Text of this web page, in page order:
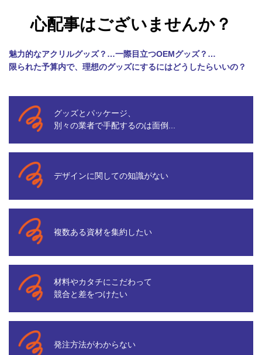
心配事はございませんか？
魅力的なアクリルグッズ？…一際目立つOEMグッズ？…
限られた予算内で、理想のグッズにするにはどうしたらいいの？
グッズとパッケージ、
別々の業者で手配するのは面倒...
デザインに関しての知識がない
複数ある資材を集約したい
材料やカタチにこだわって
競合と差をつけたい
発注方法がわからない